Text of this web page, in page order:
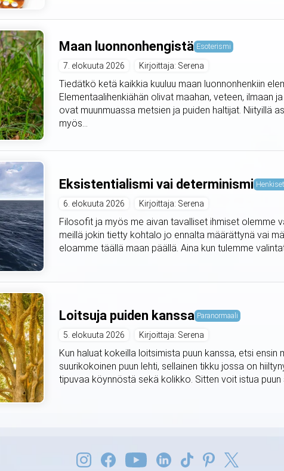
Maan luonnonhengistä Esoterismi
7. elokuuta 2026 Kirjoittaja: Serena
Tiedätkö ketä kaikkia kuuluu maan luonnonhenkiin
Elementaalihenkiähän olivat maahan, veteen, ilmaan
ovat muunmuassa metsien ja puiden haltijat. Niityillä
myös...
Eksistentialismi vai determinismi
6. elokuuta 2026 Kirjoittaja: Serena
Filosofit ja myös me aivan tavalliset ihmiset olemme
meillä jokin tietty kohtalo jo ennalta määrättynä vai
eloamme täällä maan päällä. Aina kun tulemme
Loitsuja puiden kanssa Paranormaali
5. elokuuta 2026 Kirjoittaja: Serena
Kun haluat kokeilla loitsimista puun kanssa, etsi
suurikokoinen puun lehti, sellainen tikku jossa on
tipuvaa köynnöstä sekä kolikko. Sitten voit istua puun